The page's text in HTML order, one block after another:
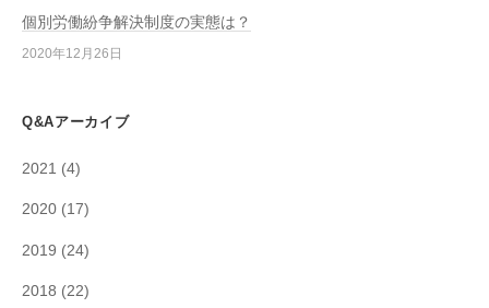
個別労働紛争解決制度の実態は？
2020年12月26日
Q&Aアーカイブ
2021 (4)
2020 (17)
2019 (24)
2018 (22)